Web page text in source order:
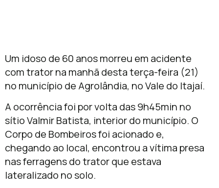
Um idoso de 60 anos morreu em acidente
com trator na manhã desta terça-feira (21)
no município de Agrolândia, no Vale do Itajaí.
A ocorrência foi por volta das 9h45min no
sítio Valmir Batista, interior do município. O
Corpo de Bombeiros foi acionado e,
chegando ao local, encontrou a vítima presa
nas ferragens do trator que estava
lateralizado no solo.